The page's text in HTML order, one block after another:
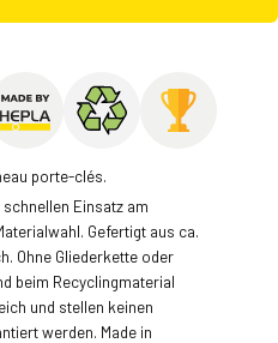
porte-clés.
Einsatz am
Gefertigt aus ca.
Ohne Gliederkette oder
beim Recyclingmaterial
und stellen keinen
werden. Made in